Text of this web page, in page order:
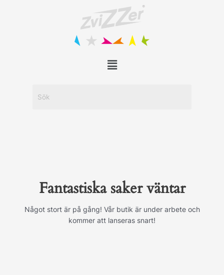
Menu
Fantastiska saker väntar
Något stort är på gång! Vår butik är under arbete och
kommer att lanseras snart!